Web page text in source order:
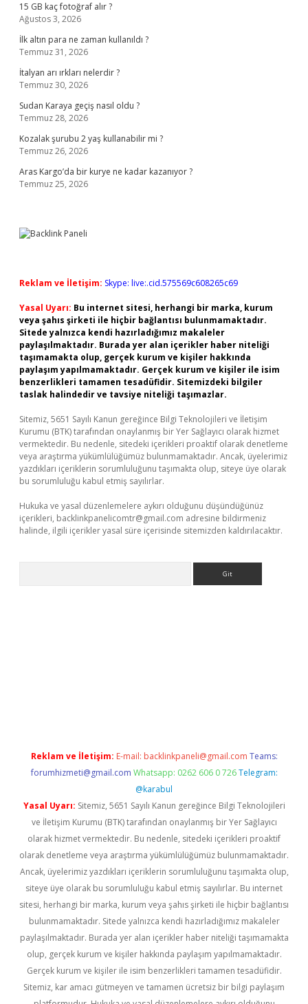
15 GB kaç fotoğraf alır ?
Ağustos 3, 2026
İlk altın para ne zaman kullanıldı ?
Temmuz 31, 2026
İtalyan arı ırkları nelerdir ?
Temmuz 30, 2026
Sudan Karaya geçiş nasıl oldu ?
Temmuz 28, 2026
Kozalak şurubu 2 yaş kullanabilir mi ?
Temmuz 26, 2026
Aras Kargo’da bir kurye ne kadar kazanıyor ?
Temmuz 25, 2026
Reklam ve İletişim: Skype: live:.cid.575569c608265c69
Yasal Uyarı: Bu internet sitesi, herhangi bir marka, kurum
veya şahıs şirketi ile hiçbir bağlantısı bulunmamaktadır.
Sitede yalnızca kendi hazırladığımız makaleler
paylaşılmaktadır. Burada yer alan içerikler haber niteliği
taşımamakta olup, gerçek kurum ve kişiler hakkında
paylaşım yapılmamaktadır. Gerçek kurum ve kişiler ile isim
benzerlikleri tamamen tesadüfidir. Sitemizdeki bilgiler
taslak halindedir ve tavsiye niteliği taşımazlar.
Sitemiz, 5651 Sayılı Kanun gereğince Bilgi Teknolojileri ve İletişim
Kurumu (BTK) tarafından onaylanmış bir Yer Sağlayıcı olarak hizmet
vermektedir. Bu nedenle, sitedeki içerikleri proaktif olarak denetleme
veya araştırma yükümlülüğümüz bulunmamaktadır. Ancak, üyelerimiz
yazdıkları içeriklerin sorumluluğunu taşımakta olup, siteye üye olarak
bu sorumluluğu kabul etmiş sayılırlar.
Hukuka ve yasal düzenlemelere aykırı olduğunu düşündüğünüz
içerikleri, backlinkpanelicomtr@gmail.com adresine bildirmeniz
halinde, ilgili içerikler yasal süre içerisinde sitemizden kaldırılacaktır.
Reklam ve İletişim: E-mail: backlinkpaneli@gmail.com Teams:
forumhizmeti@gmail.com Whatsapp: 0262 606 0 726 Telegram:
@karabul
Yasal Uyarı: Sitemiz, 5651 Sayılı Kanun gereğince Bilgi Teknolojileri
ve İletişim Kurumu (BTK) tarafından onaylanmış bir Yer Sağlayıcı
olarak hizmet vermektedir. Bu nedenle, sitedeki içerikleri proaktif
olarak denetleme veya araştırma yükümlülüğümüz bulunmamaktadır.
Ancak, üyelerimiz yazdıkları içeriklerin sorumluluğunu taşımakta olup,
siteye üye olarak bu sorumluluğu kabul etmiş sayılırlar. Bu internet
sitesi, herhangi bir marka, kurum veya şahıs şirketi ile hiçbir bağlantısı
bulunmamaktadır. Sitede yalnızca kendi hazırladığımız makaleler
paylaşılmaktadır. Burada yer alan içerikler haber niteliği taşımamakta
olup, gerçek kurum ve kişiler hakkında paylaşım yapılmamaktadır.
Gerçek kurum ve kişiler ile isim benzerlikleri tamamen tesadüfidir.
Sitemiz, kar amacı gütmeyen ve tamamen ücretsiz bir bilgi paylaşım